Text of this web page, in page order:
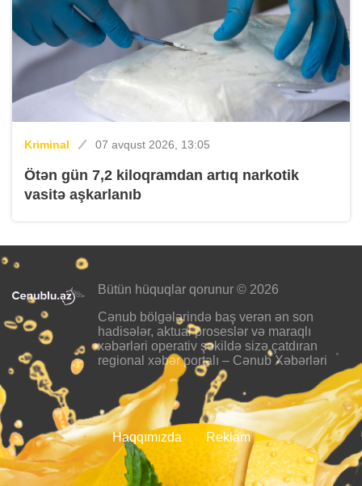
Kriminal 07 avqust 2026, 13:05
Ötən gün 7,2 kiloqramdan artıq narkotik
vasitə aşkarlanıb
Bütün hüquqlar qorunur © 2026
Cənub bölgələrində baş verən ən son
hadisələr, aktual proseslər və maraqlı
xəbərləri operativ şəkildə sizə çatdıran
regional xəbər portalı – Cənub Xəbərləri
Haqqımızda Reklam